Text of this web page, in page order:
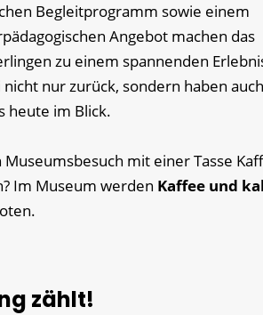
Begleitprogramm sowie einem
Angebot machen das
zu einem spannenden
nur zurück, sondern haben
heute im Blick.
mit einer Tasse
Im Museum werden Kaffee und
zählt!